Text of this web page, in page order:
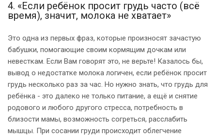
4. «Если ребёнок просит грудь часто (всё
время), значит, молока не хватает»
Это одна из первых фраз, которые произносят зачастую
бабушки, помогающие своим кормящим дочкам или
невесткам. Если Вам говорят это, не верьте! Казалось бы,
вывод о недостатке молока логичен, если ребёнок просит
грудь несколько раз за час. Но нужно знать, что грудь для
ребёнка - это далеко не только питание, а ещё и снятие
родового и любого другого стресса, потребность в
близости мамы, возможность согреться, расслабить
мышцы. При сосании груди происходит облегчение